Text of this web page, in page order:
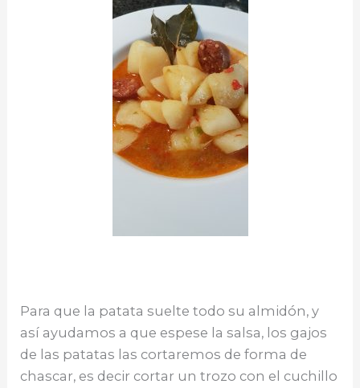
Para que la patata suelte todo su almidón, y
así ayudamos a que espese la salsa, los gajos
de las patatas las cortaremos de forma de
chascar, es decir cortar un trozo con el cuchillo